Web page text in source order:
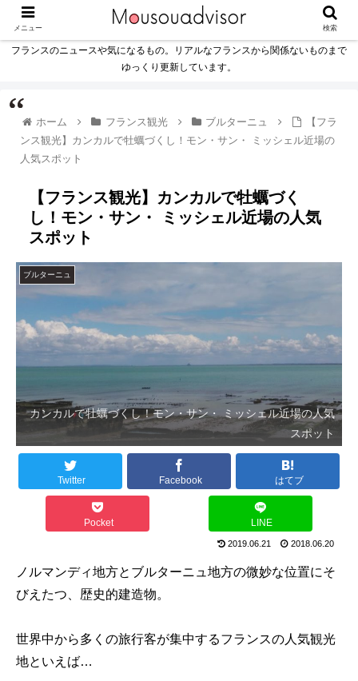
フランスのニュースや気になるもの。リアルなフランスから関係ないものまで
ゆっくり更新しています。
ホーム フランス観光 ブルターニュ
【フラ
ンス観光】カンカルで牡蠣づくし！モン・サン・ ミッシェル近場の
人気スポット
【フランス観光】カンカルで牡蠣づく
し！モン・サン・ ミッシェル近場の人気
スポット
ブルターニュ
カンカルで牡蠣づくし！モン・サン・ ミッシェル近場の人気
スポット
Twitter Facebook はてブ
Pocket LINE
2019.06.21 2018.06.20
ノルマンディ地方とブルターニュ地方の微妙な位置にそ
びえたつ、歴史的建造物。
世界中から多くの旅行客が集中するフランスの人気観光
地といえば…
メニュー 検索